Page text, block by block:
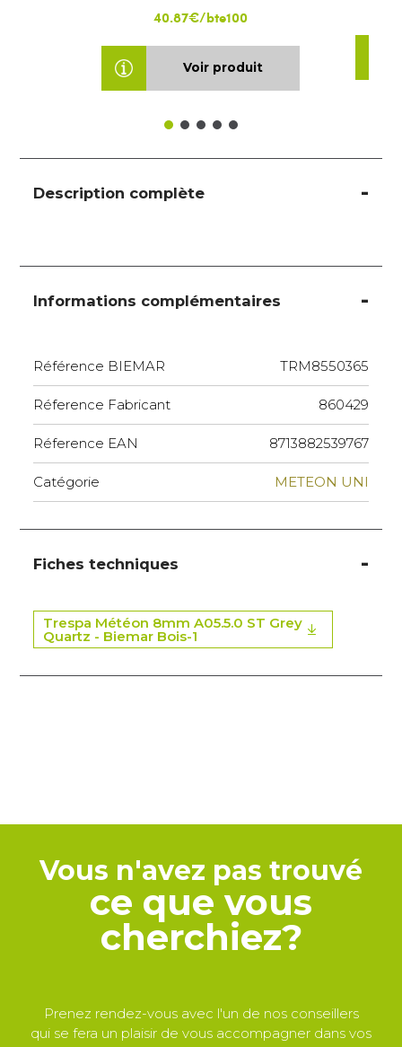
40.87€/bte100
Voir produit
Description complète
Informations complémentaires
Référence BIEMAR TRM8550365
Réference Fabricant 860429
Réference EAN 8713882539767
Catégorie METEON UNI
Fiches techniques
Trespa Météon 8mm A05.5.0 ST Grey
Quartz - Biemar Bois-1
Vous n'avez pas trouvé
ce que vous
cherchiez?
Prenez rendez-vous avec l'un de nos conseillers
qui se fera un plaisir de vous accompagner dans vos